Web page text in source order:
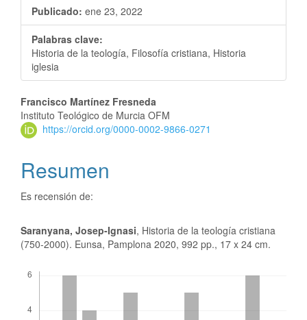
Publicado: ene 23, 2022
Palabras clave:
Historia de la teología, Filosofía cristiana, Historia
iglesia
Francisco Martínez Fresneda
Instituto Teológico de Murcia OFM
https://orcid.org/0000-0002-9866-0271
Resumen
Es recensión de:
Saranyana, Josep-Ignasi, Historia de la teología cristiana
(750-2000). Eunsa, Pamplona 2020, 992 pp., 17 x 24 cm.